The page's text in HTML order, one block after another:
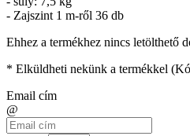
- Zajszint 1 m-ről 36 db
Ehhez a termékhez nincs letölthető
* Elküldheti nekünk a termékkel
Email cím
@